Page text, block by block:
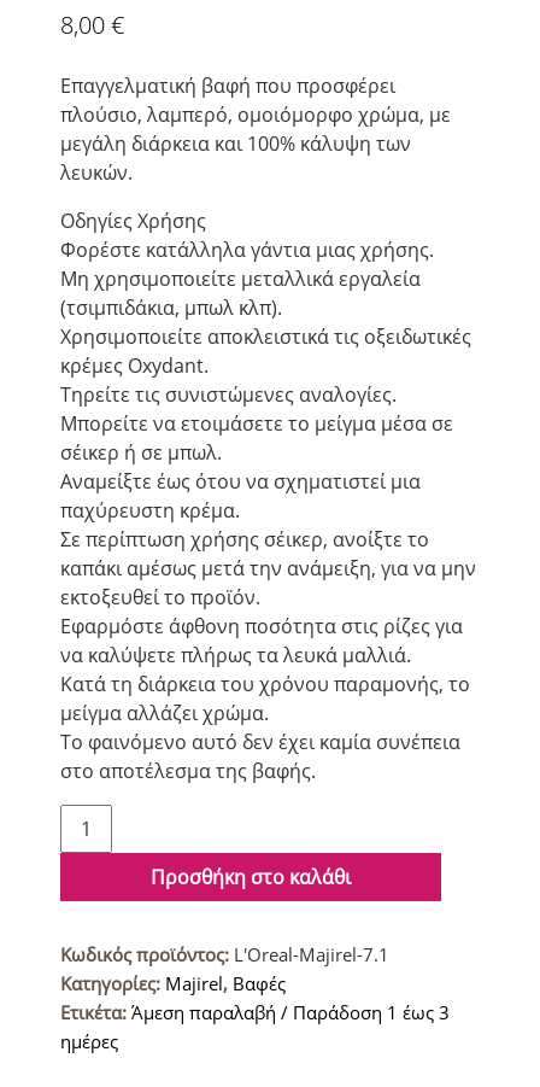
8,00€
Επαγγελματική βαφή που προσφέρει
πλούσιο, λαμπερό, ομοιόμορφο χρώμα, με
μεγάλη διάρκεια και 100% κάλυψη των
λευκών.
Οδηγίες Χρήσης
Φορέστε κατάλληλα γάντια μιας χρήσης.
Μη χρησιμοποιείτε μεταλλικά εργαλεία
(τσιμπιδάκια, μπωλ κλπ).
Χρησιμοποιείτε αποκλειστικά τις οξειδωτικές
κρέμες Oxydant.
Τηρείτε τις συνιστώμενες αναλογίες.
Μπορείτε να ετοιμάσετε το μείγμα μέσα σε
σέικερ ή σε μπωλ.
Αναμείξτε έως ότου να σχηματιστεί μια
παχύρευστη κρέμα.
Σε περίπτωση χρήσης σέικερ, ανοίξτε το
καπάκι αμέσως μετά την ανάμειξη, για να μην
εκτοξευθεί το προϊόν.
Εφαρμόστε άφθονη ποσότητα στις ρίζες για
να καλύψετε πλήρως τα λευκά μαλλιά.
Κατά τη διάρκεια του χρόνου παραμονής, το
μείγμα αλλάζει χρώμα.
Το φαινόμενο αυτό δεν έχει καμία συνέπεια
στο αποτέλεσμα της βαφής.
L'Oreal
Majirel
μαλλιών
Ξανθό
Σαντρέ
50ml
ποσότητα
Προσθήκη στο καλάθι
Κωδικός προϊόντος: L'Oreal-Majirel-7.1
Κατηγορίες: Majirel, Βαφές
Ετικέτα: Άμεση παραλαβή / Παράδοση 1 έως 3
ημέρες